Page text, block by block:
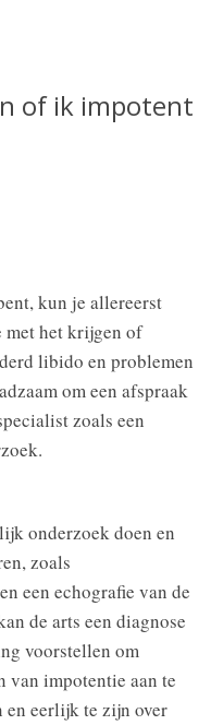
of ik impotent
kun je allereerst
met het krijgen of
libido en problemen
om een afspraak
zoals een
onderzoek doen en
zoals
een echografie van de
de arts een diagnose
voorstellen om
van impotentie aan te
en eerlijk te zijn over